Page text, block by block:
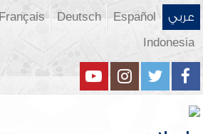
عربي Español
Deutsch
Français
Indonesia